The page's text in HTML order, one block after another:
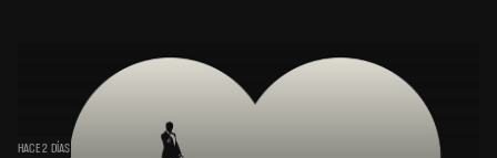
HACE 2 DÍAS